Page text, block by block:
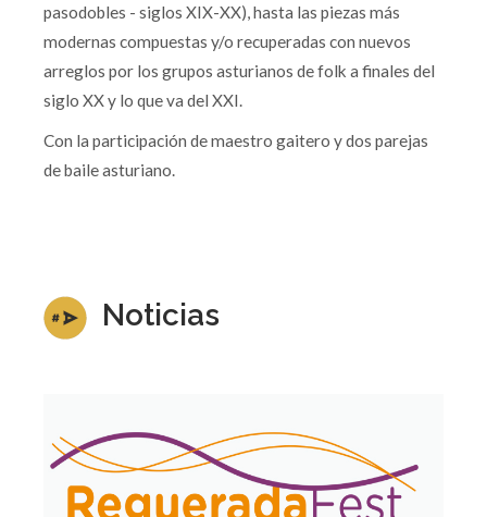
pasodobles - siglos XIX-XX), hasta las piezas más
modernas compuestas y/o recuperadas con nuevos
arreglos por los grupos asturianos de folk a finales del
siglo XX y lo que va del XXI.
Con la participación de maestro gaitero y dos parejas
de baile asturiano.
Noticias